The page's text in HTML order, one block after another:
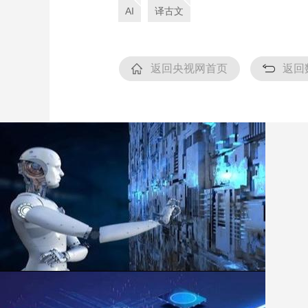
AI 译古文
返回央视网首页 返回